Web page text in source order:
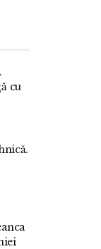
cu